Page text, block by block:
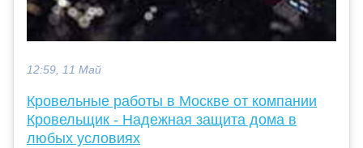
12:59, 11 Май
Кровельные работы в Москве от компании
Кровельщик - Надежная защита дома в
любых условиях